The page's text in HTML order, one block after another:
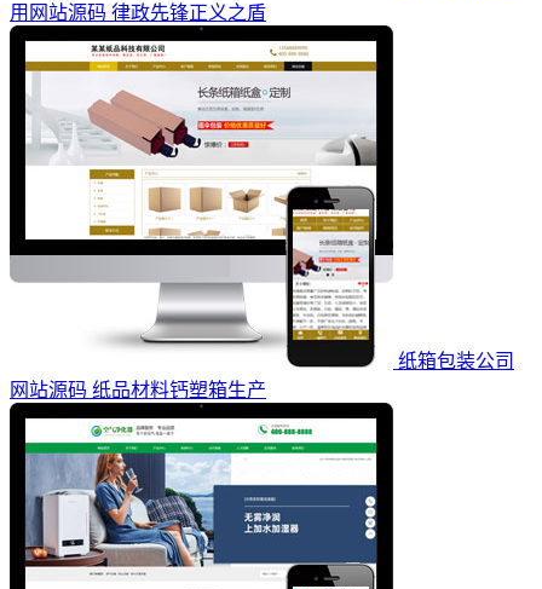
用网站源码 律政先锋正义之盾
纸箱包装公司
网站源码 纸品材料钙塑箱生产